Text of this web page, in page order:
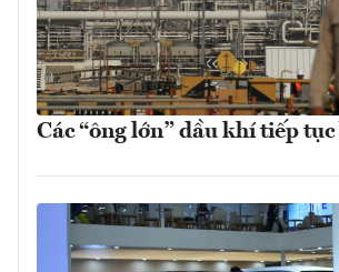
Các “ông lớn” dầu khí tiếp